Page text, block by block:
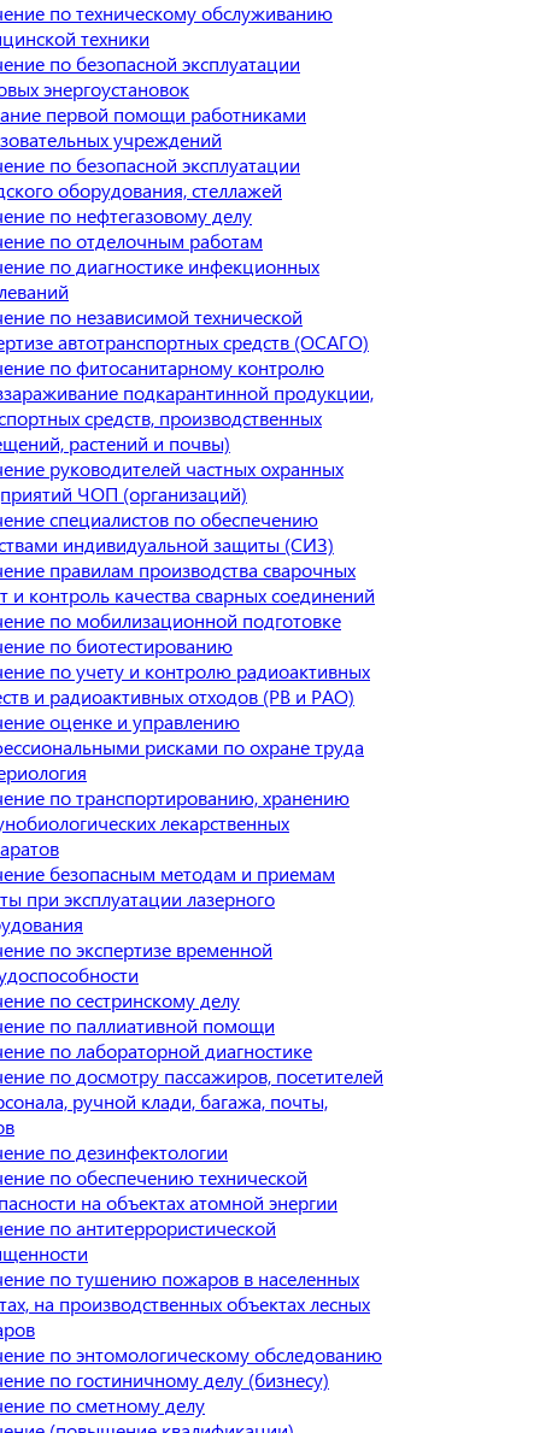
по техническому обслуживанию
техники
по безопасной эксплуатации
энергоустановок
первой помощи работниками
учреждений
по безопасной эксплуатации
оборудования, стеллажей
по нефтегазовому делу
по отделочным работам
по диагностике инфекционных
по независимой технической
автотранспортных средств (ОСАГО)
по фитосанитарному контролю
подкарантинной продукции,
средств, производственных
растений и почвы)
руководителей частных охранных
ЧОП (организаций)
специалистов по обеспечению
индивидуальной защиты (СИЗ)
правилам производства сварочных
и контроль качества сварных соединений
по мобилизационной подготовке
по биотестированию
по учету и контролю радиоактивных
и радиоактивных отходов (РВ и РАО)
оценке и управлению
рисками по охране труда
по транспортированию, хранению
лекарственных
безопасным методам и приемам
при эксплуатации лазерного
по экспертизе временной
по сестринскому делу
по паллиативной помощи
по лабораторной диагностике
по досмотру пассажиров, посетителей
ручной клади, багажа, почты,
по дезинфектологии
по обеспечению технической
на объектах атомной энергии
по антитеррористической
по тушению пожаров в населенных
на производственных объектах лесных
по энтомологическому обследованию
по гостиничному делу (бизнесу)
по сметному делу